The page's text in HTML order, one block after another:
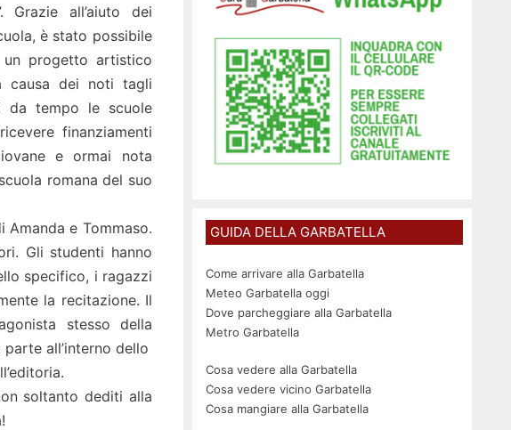
Grazie all’aiuto dei
è stato possibile
progetto artistico
causa dei noti tagli
da tempo le scuole
finanziamenti
e ormai nota
romana del suo
e Tommaso.
Gli studenti hanno
specifico, i ragazzi
la recitazione. Il
stesso della
all’interno dello
soltanto dediti alla
GUIDA DELLA GARBATELLA
Come arrivare alla Garbatella
Meteo Garbatella oggi
Dove parcheggiare alla Garbatella
Metro Garbatella
Cosa vedere alla Garbatella
Cosa vedere vicino Garbatella
Cosa mangiare alla Garbatella